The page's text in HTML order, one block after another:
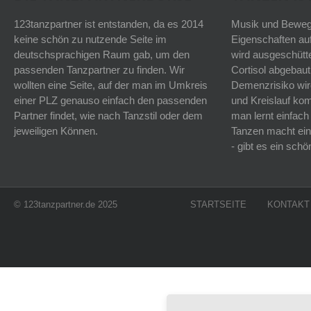
123tanzpartner ist entstanden, da es 2014
keine schön zu nutzende Seite im
deutschsprachigen Raum gab, um den
passenden Tanzpartner zu finden. Wir
wollten eine Seite, auf der man im Umkreis
einer PLZ genauso einfach den passenden
Partner findet, wie nach Tanzstil oder dem
jeweiligen Können.
Musik und
Eigenschaften
wird
Cortisol
Demenzrisiko
und Kreislauf
man lernt
Tanzen macht
- gibt es ein
© 123tanzpartner.de 2025 STARTSEITE